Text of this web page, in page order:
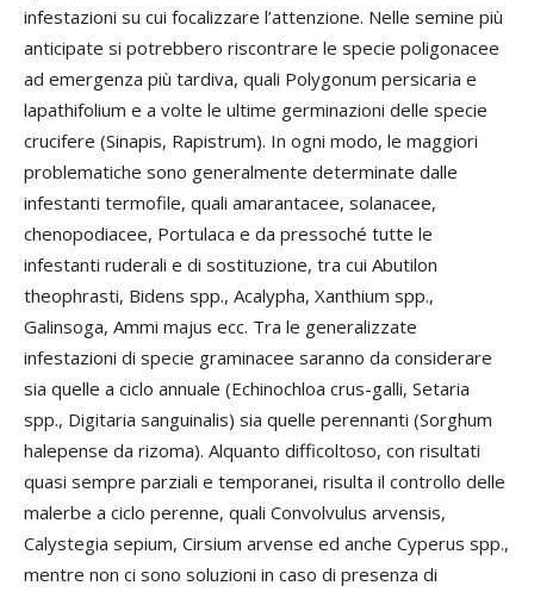
infestazioni su cui focalizzare l’attenzione. Nelle semine più
anticipate si potrebbero riscontrare le specie poligonacee
ad emergenza più tardiva, quali Polygonum persicaria e
lapathifolium e a volte le ultime germinazioni delle specie
crucifere (Sinapis, Rapistrum). In ogni modo, le maggiori
problematiche sono generalmente determinate dalle
infestanti termofile, quali amarantacee, solanacee,
chenopodiacee, Portulaca e da pressoché tutte le
infestanti ruderali e di sostituzione, tra cui Abutilon
theophrasti, Bidens spp., Acalypha, Xanthium spp.,
Galinsoga, Ammi majus ecc. Tra le generalizzate
infestazioni di specie graminacee saranno da considerare
sia quelle a ciclo annuale (Echinochloa crus-galli, Setaria
spp., Digitaria sanguinalis) sia quelle perennanti (Sorghum
halepense da rizoma). Alquanto difficoltoso, con risultati
quasi sempre parziali e temporanei, risulta il controllo delle
malerbe a ciclo perenne, quali Convolvulus arvensis,
Calystegia sepium, Cirsium arvense ed anche Cyperus spp.,
mentre non ci sono soluzioni in caso di presenza di